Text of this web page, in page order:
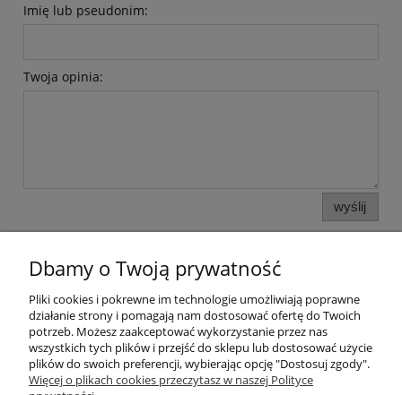
Imię lub pseudonim:
Twoja opinia:
wyślij
Pomoc
Dbamy o Twoją prywatność
Pliki cookies i pokrewne im technologie umożliwiają poprawne
działanie strony i pomagają nam dostosować ofertę do Twoich
potrzeb. Możesz zaakceptować wykorzystanie przez nas
wszystkich tych plików i przejść do sklepu lub dostosować użycie
plików do swoich preferencji, wybierając opcję "Dostosuj zgody".
Więcej o plikach cookies przeczytasz w naszej Polityce